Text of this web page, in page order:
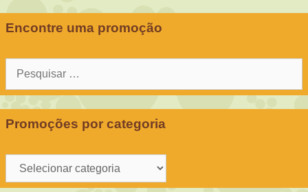
Encontre uma promoção
Pesquisar
Promoções por categoria
Promoções
por